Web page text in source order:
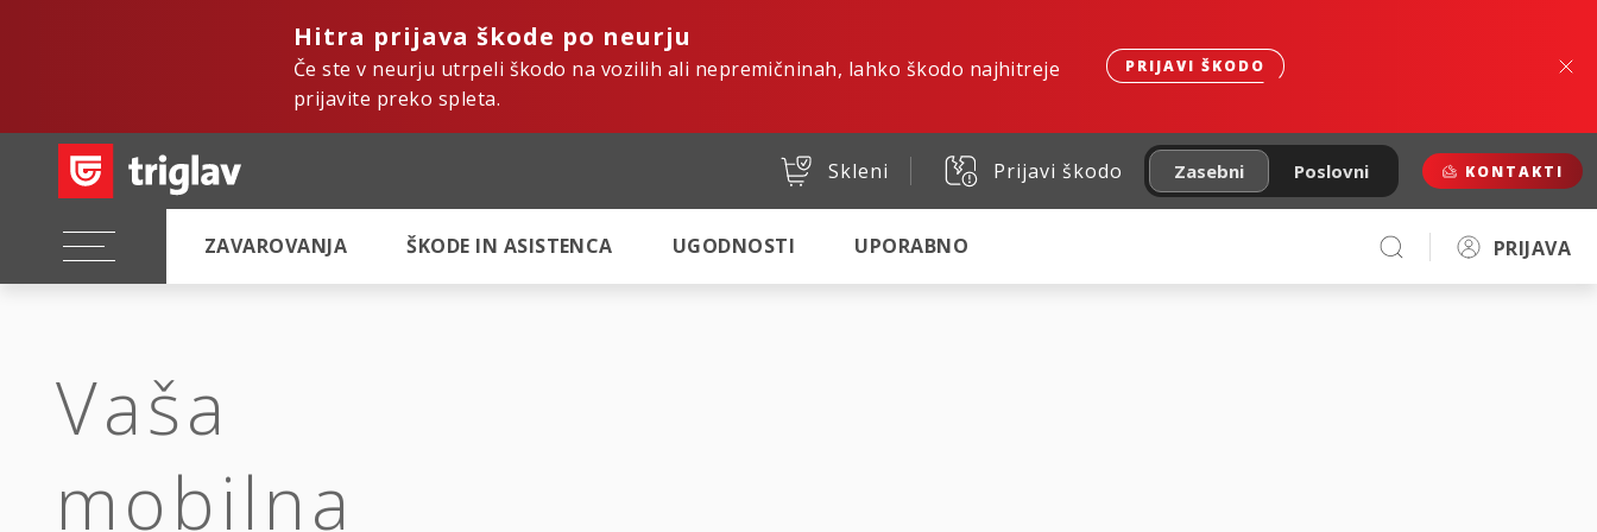
Hitra prijava škode po neurju
Če ste v neurju utrpeli škodo na vozilih ali nepremičninah, lahko škodo najhitreje
prijavite preko spleta.
PRIJAVI ŠKODO
Skleni Prijavi škodo Zasebni Poslovni KONTAKTI
ZAVAROVANJA ŠKODE IN ASISTENCA UGODNOSTI UPORABNO PRIJAVA
Vaša
mobilna